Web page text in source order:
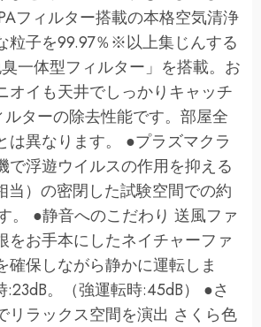
フィルター搭載の本格空気清浄
粒子を99.97％※以上集じんする
臭一体型フィルター」を搭載。お
オイも天井でしっかりキャッチ
ターの除去性能です。部屋全
は異なります。 ●プラズマクラ
で浮遊ウイルスの作用を抑える
当）の密閉した試験空間での約
。 ●静音へのこだわり 送風ファ
をお手本にしたネイチャーファ
確保しながら静かに運転しま
。（強運転時:45dB） ●さ
リラックス空間を演出 さくら色